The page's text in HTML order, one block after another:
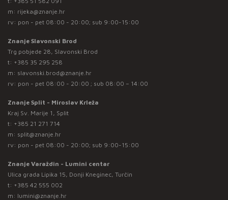
m: rijeka@znanje.hr
rv: pon - pet 08:00 - 20:00; sub 9:00-15:00
Znanje Slavonski Brod
Trg pobjede 28, Slavonski Brod
t: +385 35 295 258
m: slavonski.brod@znanje.hr
rv: pon - pet 08:00 - 20:00 ; sub 08:00 – 14:00
Znanje Split - Miroslav Krleža
Kraj Sv. Marije 1, Split
t: +385 21 271 714
m: split@znanje.hr
rv: pon - pet 08:00 - 20:00; sub 9:00-15:00
Znanje Varaždin - Lumini centar
Ulica grada Lipika 15, Donji Kneginec, Turčin
t: +385 42 555 002
m: lumini@znanje.hr